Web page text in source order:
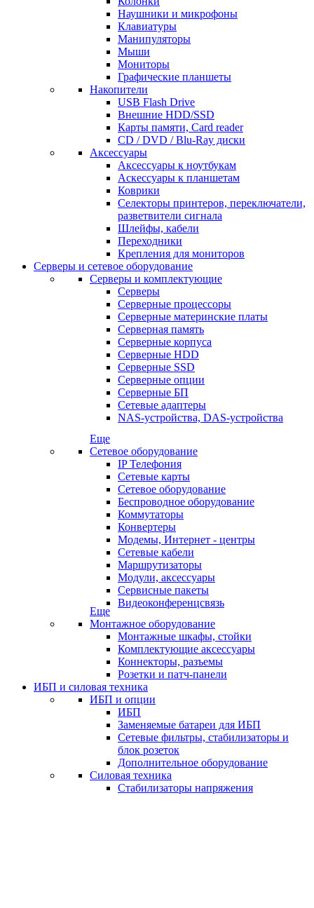
Наушники и микрофоны
Клавиатуры
Манипуляторы
Мыши
Мониторы
Графические планшеты
Накопители
USB Flash Drive
Внешние HDD/SSD
Карты памяти, Card reader
CD / DVD / Blu-Ray диски
Аксессуары
Аксессуары к ноутбукам
Аскессуары к планшетам
Коврики
Селекторы принтеров, переключатели,
разветвители сигнала
Шлейфы, кабели
Переходники
Крепления для мониторов
Серверы и сетевое оборудование
Серверы и комплектующие
Серверы
Серверные процессоры
Серверные материнские платы
Серверная память
Серверные корпуса
Серверные HDD
Серверные SSD
Серверные опции
Серверные БП
Сетевые адаптеры
NAS-устройства, DAS-устройства
Еще
Сетевое оборудование
IP Телефония
Сетевые карты
Сетевое оборудование
Беспроводное оборудование
Коммутаторы
Конвертеры
Модемы, Интернет - центры
Сетевые кабели
Маршрутизаторы
Модули, аксессуары
Сервисные пакеты
Видеоконференцсвязь
Еще
Монтажное оборудование
Монтажные шкафы, стойки
Комплектующие аксессуары
Коннекторы, разъемы
Розетки и патч-панели
ИБП и силовая техника
ИБП и опции
ИБП
Заменяемые батареи для ИБП
Сетевые фильтры, стабилизаторы и
блок розеток
Дополнительное оборудование
Силовая техника
Стабилизаторы напряжения